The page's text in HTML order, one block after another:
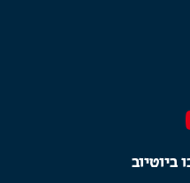
ביוטיוב